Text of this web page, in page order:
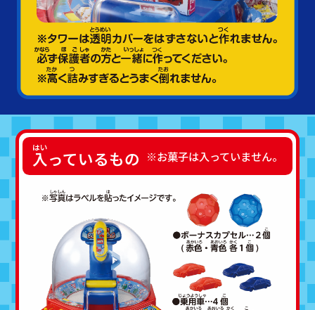
入っているもの ※お菓子は入っていません。